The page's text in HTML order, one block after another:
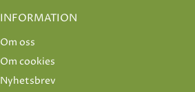
INFORMATION
Om oss
Om cookies
Nyhetsbrev